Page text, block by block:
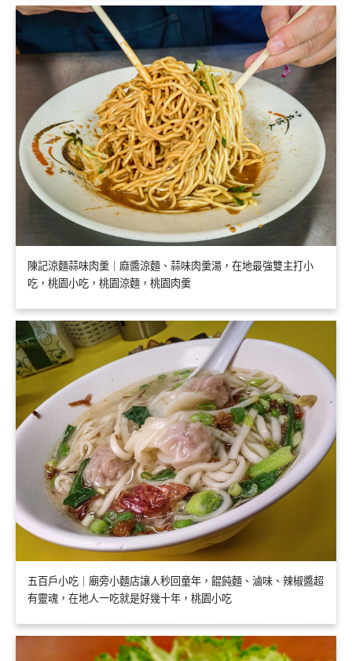
陳記涼麵蒜味肉羹｜麻醬涼麵、蒜味肉羹湯，在地最強雙主打小
吃，桃園小吃，桃園涼麵，桃園肉羹
五百戶小吃｜廟旁小麵店讓人秒回童年，餛飩麵、滷味、辣椒醬超
有靈魂，在地人一吃就是好幾十年，桃園小吃